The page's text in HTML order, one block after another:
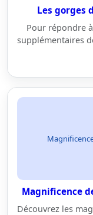
Les gorges
Pour répondre
supplémentaires
Magnificence
Découvrez les